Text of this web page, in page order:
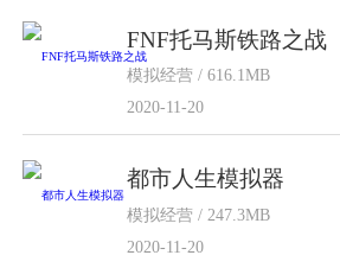
FNF托马斯铁路之战
模拟经营 / 616.1MB
2020-11-20
都市人生模拟器
模拟经营 / 247.3MB
2020-11-20